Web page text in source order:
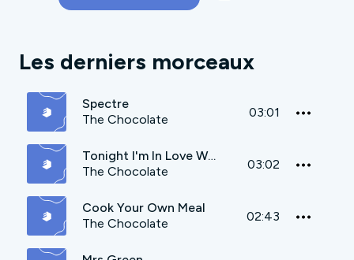
Les derniers morceaux
Spectre
The Chocolate
03:01
Tonight I'm In Love With You
The Chocolate
03:02
Cook Your Own Meal
The Chocolate
02:43